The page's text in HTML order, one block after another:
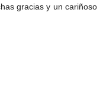
gracias y un cariñoso